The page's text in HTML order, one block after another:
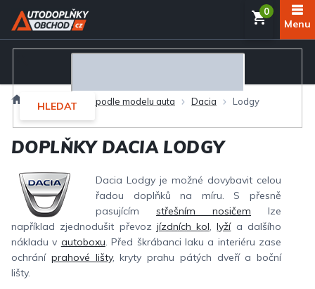
Přejít
obsah
HLEDAT
Autodoplňky podle modelu auta Dacia Lodgy
DOPLŇKY DACIA LODGY
Dacia Lodgy je možné dovybavit celou
řadou doplňků na míru. S přesně
pasujícím střešním nosičem lze
například zjednodušit převoz jízdních kol,lyžía dalšího
nákladu v autoboxu. Před škrábanci laku a interiéru zase
ochrání prahové lišty, kryty prahu pátých dveří a boční
lišty.